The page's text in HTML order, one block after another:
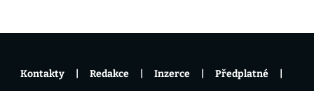
Kontakty Redakce Inzerce Předplatné